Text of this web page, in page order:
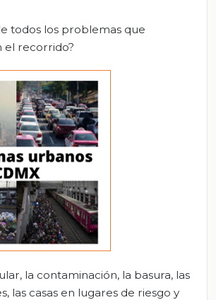
todos los problemas que
el recorrido?
la contaminación, la basura, las
las casas en lugares de riesgo y